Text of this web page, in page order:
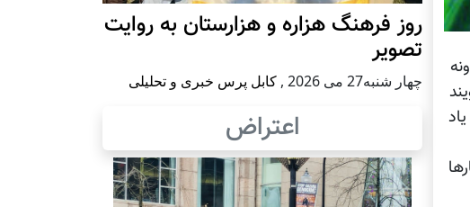
روز فرهنگ هزاره و هزارستان به روایت
تصویر
چهار شنبه27 می 2026 , کابل پرس خبری و تحلیلی
اعتراض